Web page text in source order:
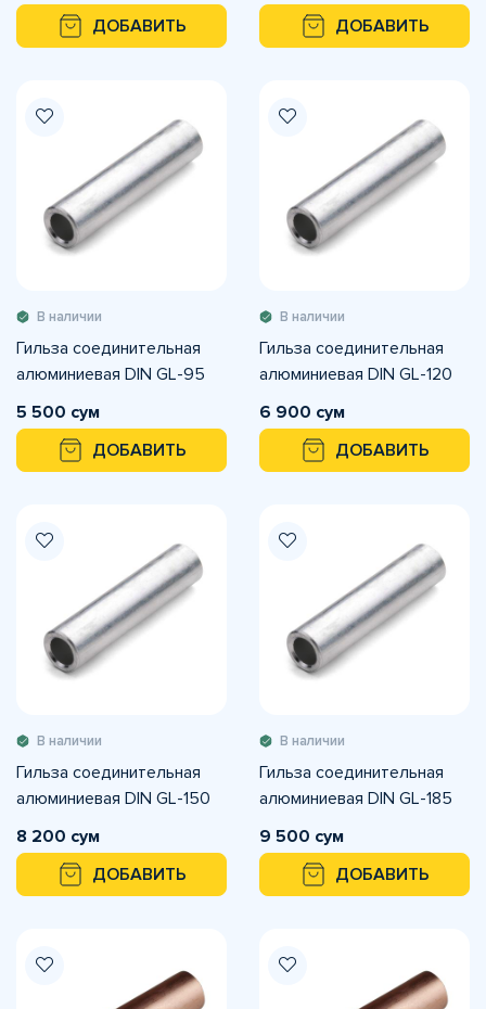
ДОБАВИТЬ
ДОБАВИТЬ
В наличии
Гильза соединительная
алюминиевая DIN GL-95
5 500 сум
ДОБАВИТЬ
В наличии
Гильза соединительная
алюминиевая DIN GL-120
6 900 сум
ДОБАВИТЬ
В наличии
Гильза соединительная
алюминиевая DIN GL-150
8 200 сум
ДОБАВИТЬ
В наличии
Гильза соединительная
алюминиевая DIN GL-185
9 500 сум
ДОБАВИТЬ